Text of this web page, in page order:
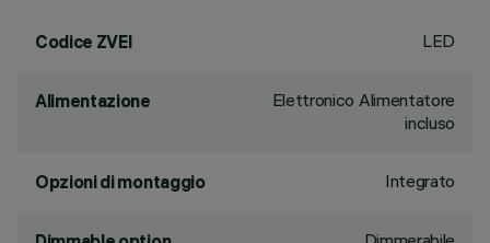
Codice ZVEI LED
Alimentazione
Elettronico Alimentatore
incluso
Opzioni di montaggio Integrato